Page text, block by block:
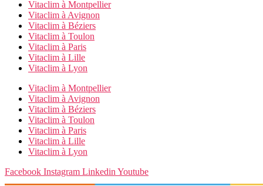
Vitaclim à Montpellier
Vitaclim à Avignon
Vitaclim à Béziers
Vitaclim à Toulon
Vitaclim à Paris
Vitaclim à Lille
Vitaclim à Lyon
Vitaclim à Montpellier
Vitaclim à Avignon
Vitaclim à Béziers
Vitaclim à Toulon
Vitaclim à Paris
Vitaclim à Lille
Vitaclim à Lyon
Facebook Instagram Linkedin Youtube